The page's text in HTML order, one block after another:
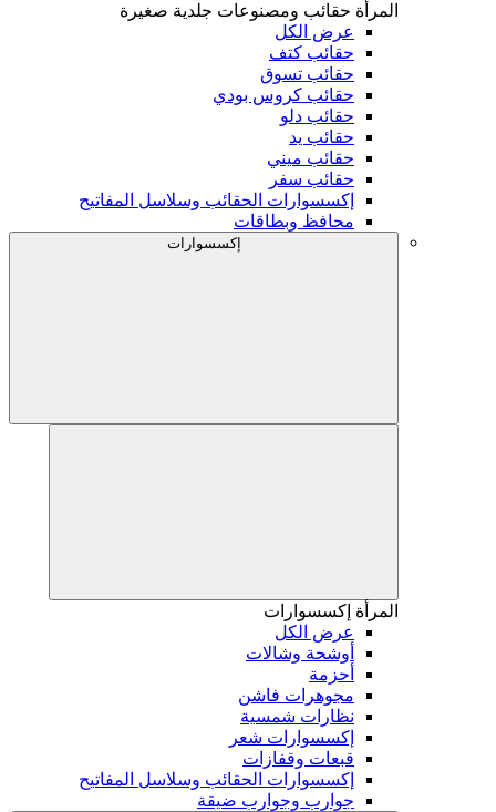
المرأة حقائب ومصنوعات جلدية صغيرة
عرض الكل
حقائب كتف
حقائب تسوق
حقائب كروس بودي
حقائب دلو
حقائب يد
حقائب ميني
حقائب سفر
إكسسوارات الحقائب وسلاسل المفاتيح
محافظ وبطاقات
إكسسوارات
المرأة إكسسوارات
عرض الكل
أوشحة وشالات
أحزمة
مجوهرات فاشن
نظارات شمسية
إكسسوارات شعر
قبعات وقفازات
إكسسوارات الحقائب وسلاسل المفاتيح
جوارب وجوارب ضيقة